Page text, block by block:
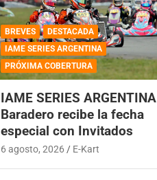
BREVES
DESTACADA
IAME SERIES ARGENTINA
PRÓXIMA COBERTURA
IAME SERIES
Baradero recibe la fecha
especial con Invitados
6 agosto, 2026 E-Kart